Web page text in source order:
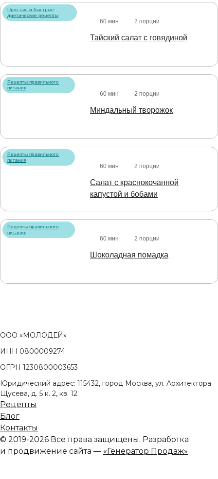
Простые и быстрые
диетические рецепты
60 мин 2 порции
Тайский салат с говядиной
Рецепты правильного
питания
60 мин 2 порции
Миндальный творожок
Рецепты правильного
питания
60 мин 2 порции
Салат с краснокочанной
капустой и бобами
Рецепты правильного
питания
60 мин 2 порции
Шоколадная помадка
ООО «МОЛОДЕЙ»
ИНН 0800009274
ОГРН 1230800003653
Юридический адрес: 115432, город Москва, ул. Архитектора
Щусева, д. 5 к. 2, кв. 12
Рецепты
Блог
Контакты
© 2019-2026 Все права защищены. Разработка
и продвижение сайта — «Генератор Продаж»